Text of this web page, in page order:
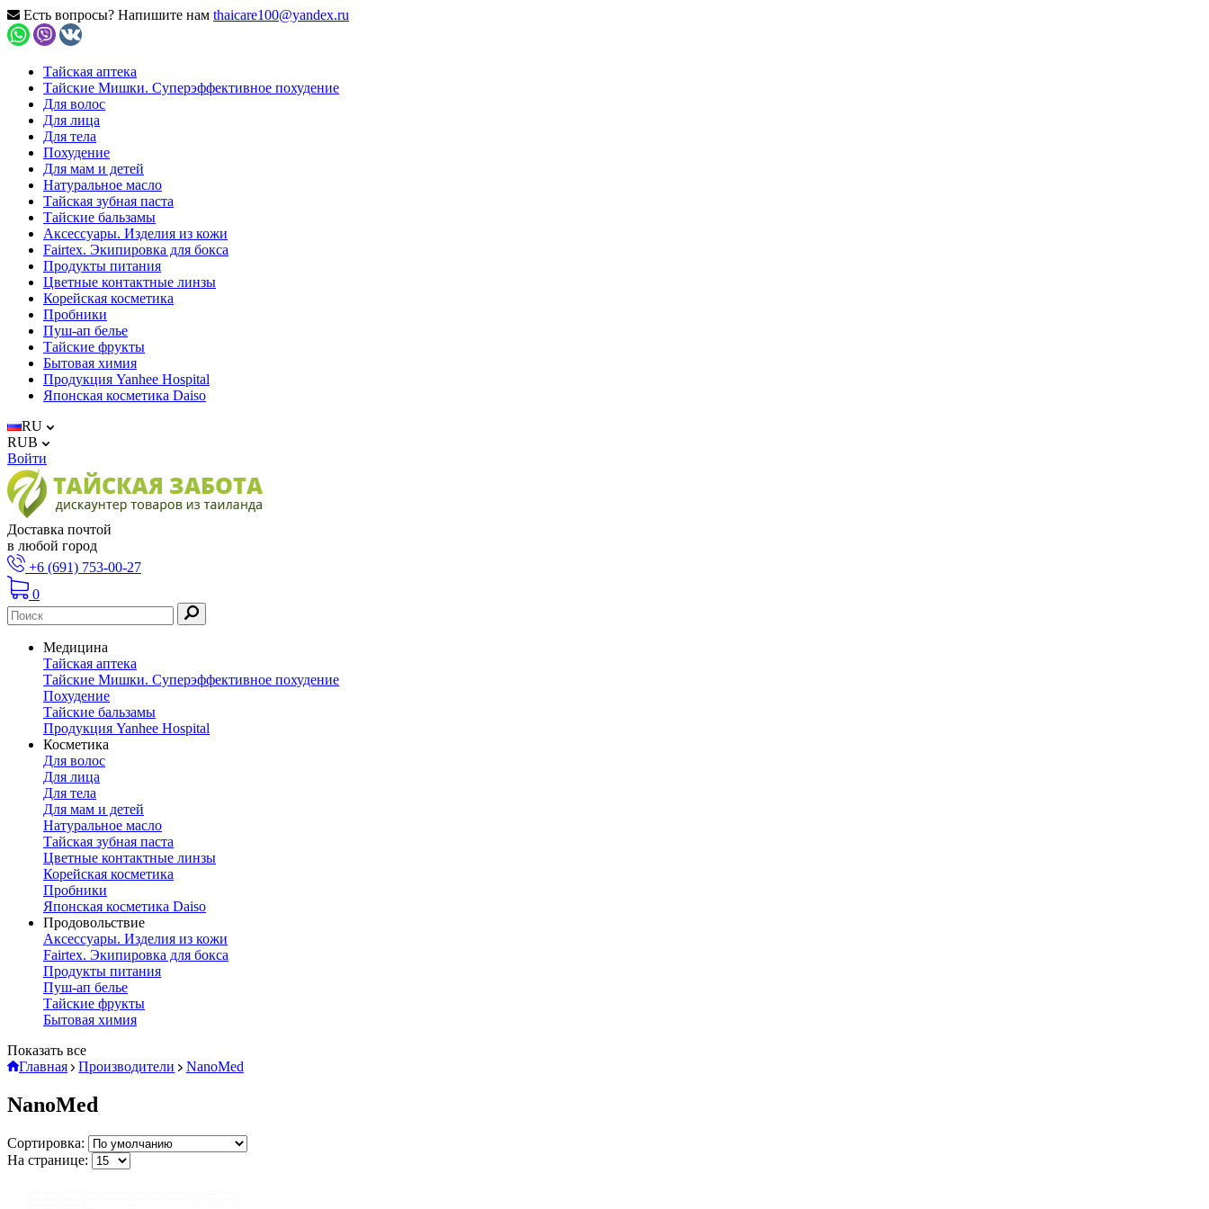
Есть вопросы? Напишите нам thaicare100@yandex.ru
Тайская аптека
Тайские Мишки. Суперэффективное похудение
Для волос
Для лица
Для тела
Похудение
Для мам и детей
Натуральное масло
Тайская зубная паста
Тайские бальзамы
Аксессуары. Изделия из кожи
Fairtex. Экипировка для бокса
Продукты питания
Цветные контактные линзы
Корейская косметика
Пробники
Пуш-ап белье
Тайские фрукты
Бытовая химия
Продукция Yanhee Hospital
Японская косметика Daiso
RU
RUB
Войти
Доставка почтой
в любой город
+6 (691) 753-00-27
0
Медицина
Тайская аптека
Тайские Мишки. Суперэффективное похудение
Похудение
Тайские бальзамы
Продукция Yanhee Hospital
Косметика
Для волос
Для лица
Для тела
Для мам и детей
Натуральное масло
Тайская зубная паста
Цветные контактные линзы
Корейская косметика
Пробники
Японская косметика Daiso
Продовольствие
Аксессуары. Изделия из кожи
Fairtex. Экипировка для бокса
Продукты питания
Пуш-ап белье
Тайские фрукты
Бытовая химия
Показать все
Главная
Производители NanoMed
NanoMed
Сортировка:
На странице: